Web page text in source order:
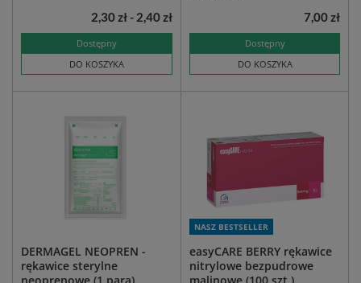
Dostępny
DO KOSZYKA
2,30 zł - 2,40 zł
Dostępny
DO KOSZYKA
7,00 zł
DERMAGEL NEOPREN -
rękawice sterylne
NASZ BESTSELLER
easyCARE BERRY rękawice
nitrylowe bezpudrowe